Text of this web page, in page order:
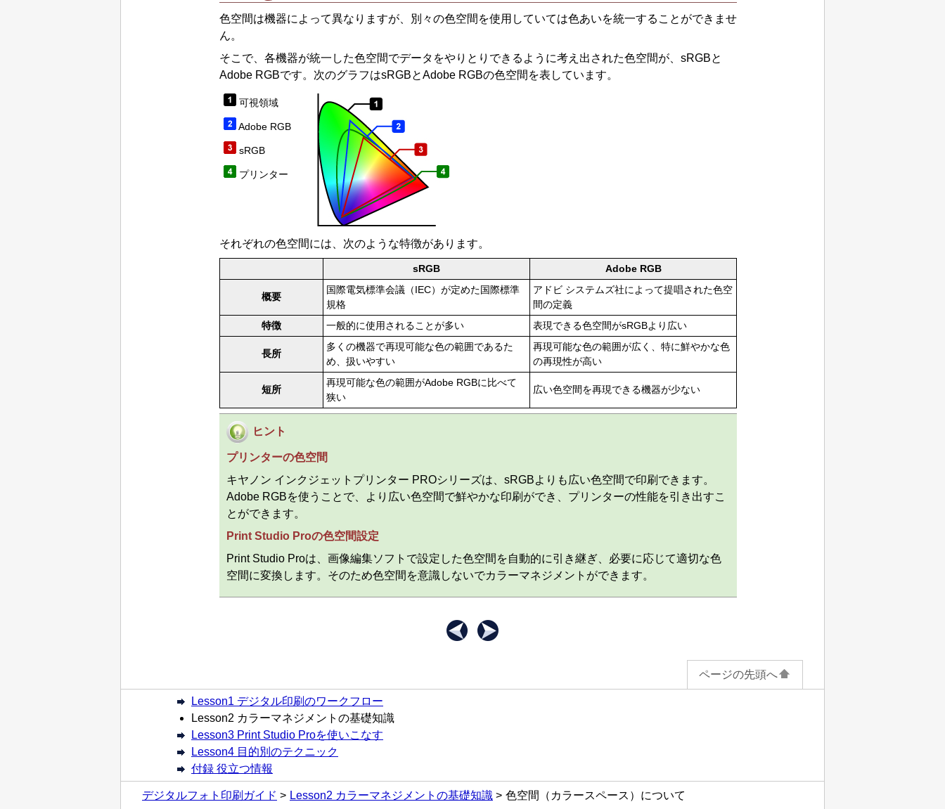
色空間は機器によって異なりますが、別々の色空間を使用していては色あいを統一することができませ
ん。
そこで、各機器が統一した色空間でデータをやりとりできるように考え出された色空間が、sRGBと
Adobe RGBです。 次のグラフはsRGBとAdobe RGBの色空間を表しています。
可視領域
Adobe RGB
sRGB
プリンター
それぞれの色空間には、次のような特徴があります。
sRGB Adobe RGB
概要
国際電気標準会議（IEC）が定めた国際標準
規格
アドビ システムズ社によって提唱された色空
間の定義
特徴
一般的に使用されることが多い 表現できる色空間がsRGBより広い
長所
多くの機器で再現可能な色の範囲であるた
め、扱いやすい
再現可能な色の範囲が広く、特に鮮やかな色
の再現性が高い
短所
再現可能な色の範囲がAdobe RGBに比べて
狭い
広い色空間を再現できる機器が少ない
ヒント
プリンターの色空間
キヤノン インクジェットプリンター PROシリーズは、sRGBよりも広い色空間で印刷できます。
Adobe RGBを使うことで、より広い色空間で鮮やかな印刷ができ、 プリンターの性能を引き出すこ
とができます。
Print Studio Proの色空間設定
Print Studio Proは、画像編集ソフトで設定した色空間を自動的に引き継ぎ、必要に応じて適切な色
空間に変換します。 そのため色空間を意識しないでカラーマネジメントができます。
ページの先頭へ
Lesson1 デジタル印刷のワークフロー
Lesson2 カラーマネジメントの基礎知識
Lesson3 Print Studio Proを使いこなす
Lesson4 目的別のテクニック
付録 役立つ情報
デジタルフォト印刷ガイド Lesson2 カラーマネジメントの基礎知識 色空間（カラースペース）について